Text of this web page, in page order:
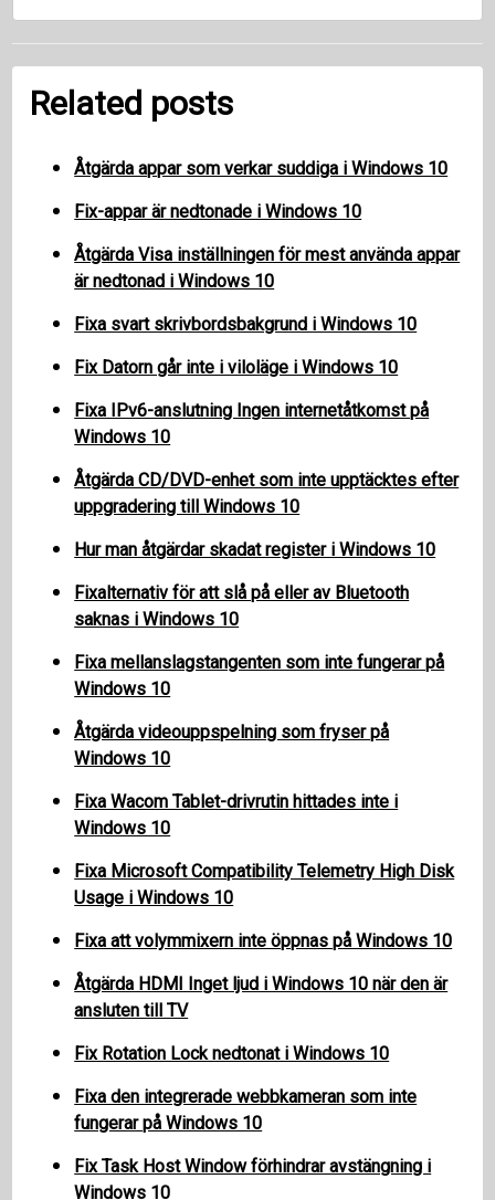
Related posts
Åtgärda appar som verkar suddiga i Windows 10
Fix-appar är nedtonade i Windows 10
Åtgärda Visa inställningen för mest använda appar
är nedtonad i Windows 10
Fixa svart skrivbordsbakgrund i Windows 10
Fix Datorn går inte i viloläge i Windows 10
Fixa IPv6-anslutning Ingen internetåtkomst på
Windows 10
Åtgärda CD/DVD-enhet som inte upptäcktes efter
uppgradering till Windows 10
Hur man åtgärdar skadat register i Windows 10
Fixalternativ för att slå på eller av Bluetooth
saknas i Windows 10
Fixa mellanslagstangenten som inte fungerar på
Windows 10
Åtgärda videouppspelning som fryser på
Windows 10
Fixa Wacom Tablet-drivrutin hittades inte i
Windows 10
Fixa Microsoft Compatibility Telemetry High Disk
Usage i Windows 10
Fixa att volymmixern inte öppnas på Windows 10
Åtgärda HDMI Inget ljud i Windows 10 när den är
ansluten till TV
Fix Rotation Lock nedtonat i Windows 10
Fixa den integrerade webbkameran som inte
fungerar på Windows 10
Fix Task Host Window förhindrar avstängning i
Windows 10